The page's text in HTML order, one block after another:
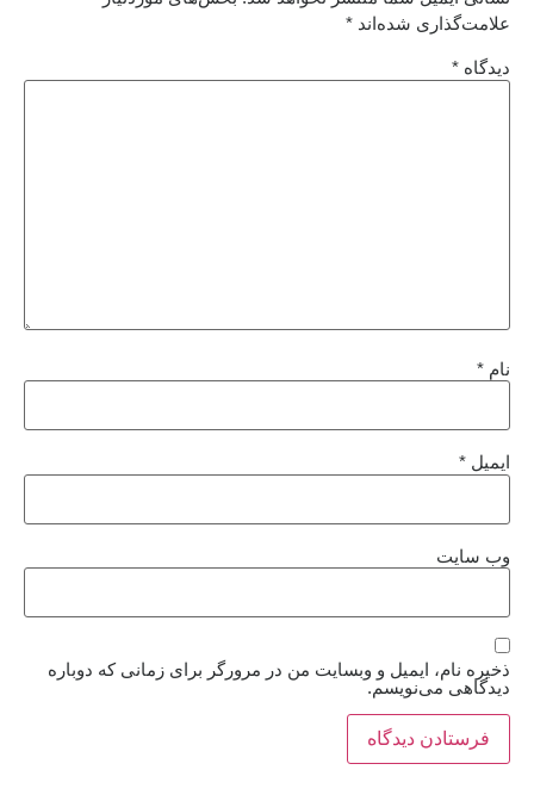
علامت‌گذاری شده‌اند *
دیدگاه *
نام *
ایمیل *
وب‌ سایت
ذخیره نام، ایمیل و وبسایت من در مرورگر برای زمانی که دوباره
دیدگاهی می‌نویسم.